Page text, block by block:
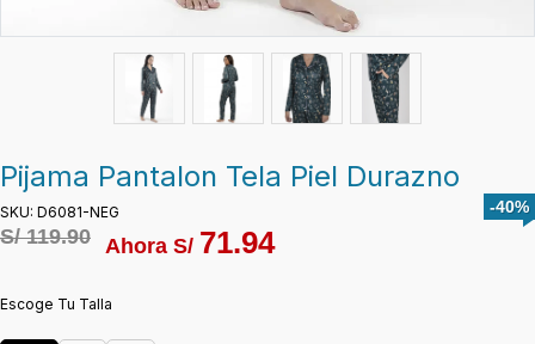
Pijama Pantalon Tela Piel Durazno
SKU: D6081-NEG
S/119.90 Ahora S/ 71.94
-40%
Escoge Tu Talla